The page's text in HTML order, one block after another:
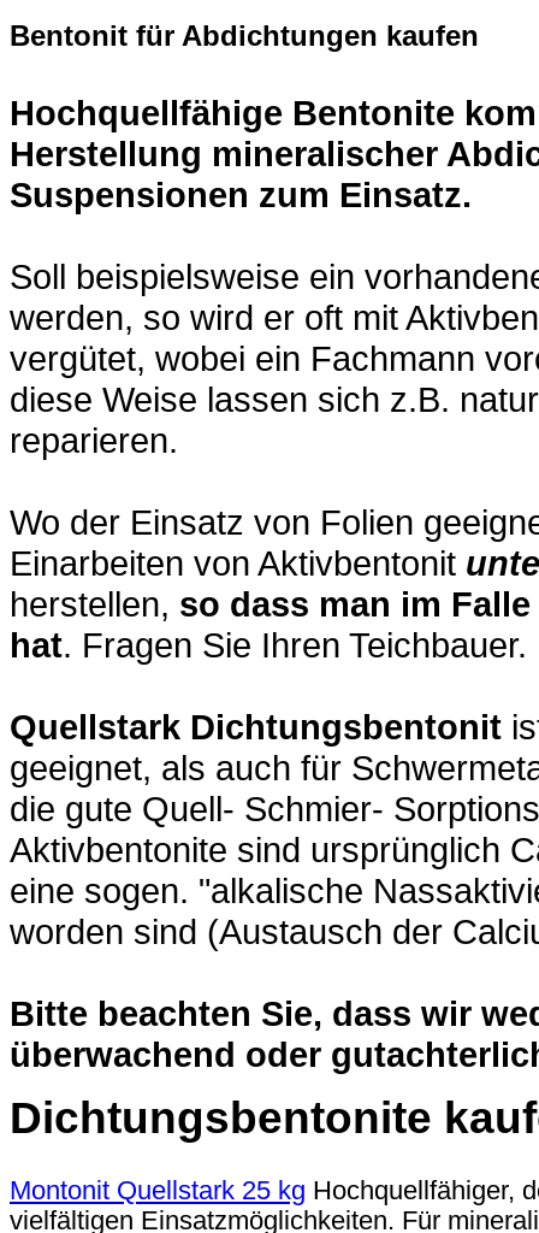
Bentonit für Abdichtungen kaufen
Hochquellfähige Bentonite
Herstellung mineralischer
Suspensionen zum Einsatz.
Soll beispielsweise ein
werden, so wird er oft mit
vergütet, wobei ein Fachmann
diese Weise lassen sich z.B.
reparieren.
Wo der Einsatz von Folien
Einarbeiten von Aktivbentonit
herstellen, so dass man im
hat. Fragen Sie Ihren Teichbauer.
Quellstark Dichtungsbentonit
geeignet, als auch für
die gute Quell- Schmier-
Aktivbentonite sind ursprünglich
eine sogen. "alkalische
worden sind (Austausch der
Bitte beachten Sie, dass wir
überwachend oder
Dichtungsbentonite
Montonit Quellstark 25 kg Hochquellfähiger,
vielfältigen Einsatzmöglichkeiten. Für